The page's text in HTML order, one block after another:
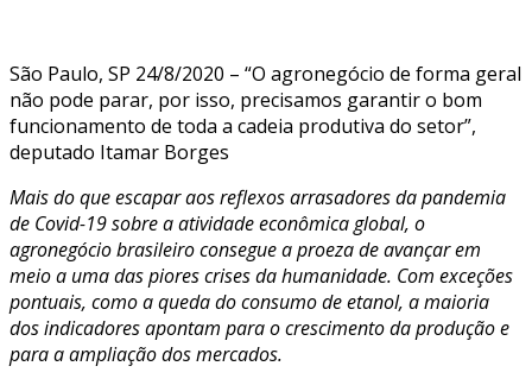
São Paulo, SP 24/8/2020 – “O agronegócio de forma geral
não pode parar, por isso, precisamos garantir o bom
funcionamento de toda a cadeia produtiva do setor”,
deputado Itamar Borges
Mais do que escapar aos reflexos arrasadores da pandemia
de Covid-19 sobre a atividade econômica global, o
agronegócio brasileiro consegue a proeza de avançar em
meio a uma das piores crises da humanidade. Com exceções
pontuais, como a queda do consumo de etanol, a maioria
dos indicadores apontam para o crescimento da produção e
para a ampliação dos mercados.